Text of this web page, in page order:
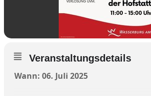
Veranstaltungsdetails
Wann: 06. Juli 2025